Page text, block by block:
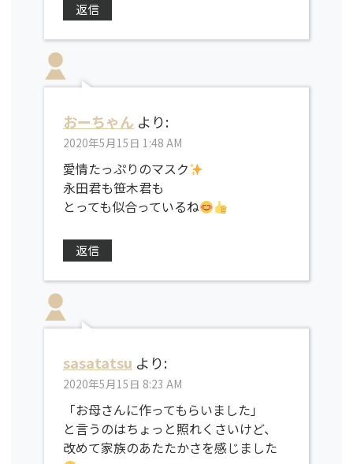
返信
おーちゃん より:
2020年5月15日 1:48 AM
愛情たっぷりのマスク
永田君も笹木君も
とっても似合っているね
返信
sasatatsu より:
2020年5月15日 8:23 AM
「お母さんに作ってもらいました」
と言うのはちょっと照れくさいけど、
改めて家族のあたたかさを感じました